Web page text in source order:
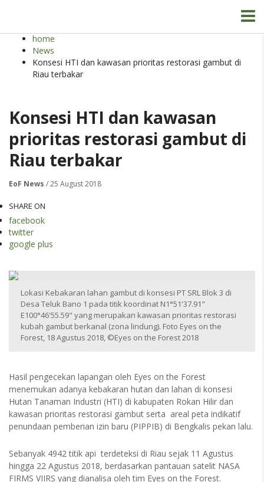
home
News
Konsesi HTI dan kawasan prioritas restorasi gambut di
Riau terbakar
Konsesi HTI dan kawasan
prioritas restorasi gambut di
Riau terbakar
EoF News / 25 August 2018
SHARE ON
facebook
twitter
google plus
Lokasi Kebakaran lahan gambut di konsesi PT SRL Blok 3 di
Desa Teluk Bano 1 pada titik koordinat N1°51'37.91"
E100°46'55.59" yang merupakan kawasan prioritas restorasi
kubah gambut berkanal (zona lindung). Foto Eyes on the
Forest, 18 Agustus 2018, ©Eyes on the Forest 2018
Hasil pengecekan lapangan oleh Eyes on the Forest
menemukan adanya kebakaran hutan dan lahan di konsesi
Hutan Tanaman Industri (HTI) di kabupaten Rokan Hilir dan
kawasan prioritas restorasi gambut serta areal peta indikatif
penundaan pemberian izin baru (PIPPIB) di Bengkalis pekan lalu.
Sebanyak 4942 titik api terdeteksi di Riau sejak 11 Agustus
hingga 22 Agustus 2018, berdasarkan pantauan satelit NASA
FIRMS VIIRS yang dianalisa oleh tim Eyes on the Forest.